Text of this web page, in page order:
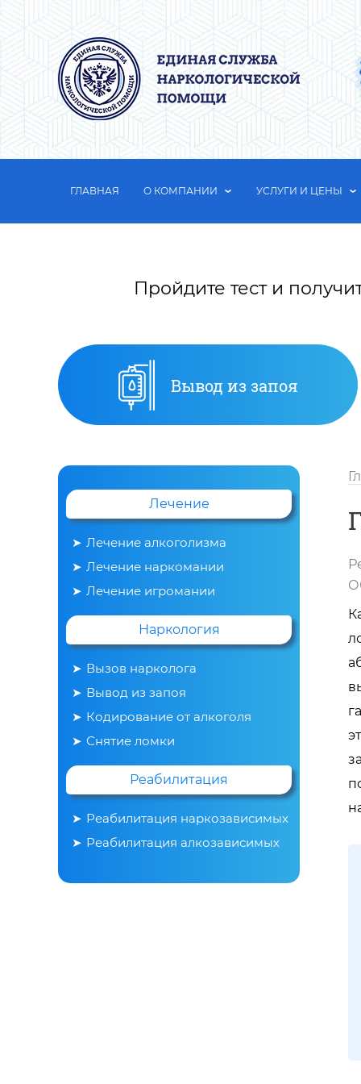
ГЛАВНАЯ О КОМПАНИИ УСЛУГИ И ЦЕНЫ
Пройдите тест и
Вывод из запоя
Лечение
Лечение алкоголизма
Лечение наркомании
Лечение игромании
Наркология
Вызов нарколога
Вывод из запоя
Кодирование от алкоголя
Снятие ломки
Реабилитация
Реабилитация наркозависимых
Реабилитация алкозависимых